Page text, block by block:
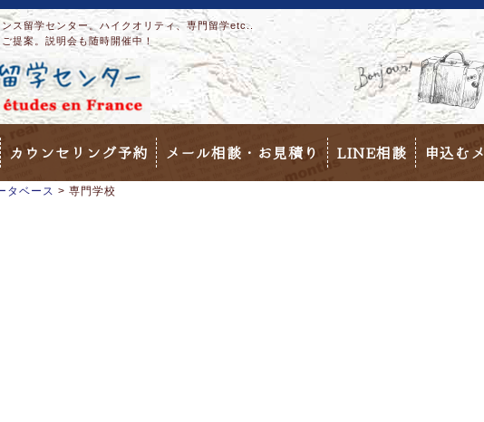
ス留学センター。ハイクオリティ、専門留学etc..
提案。説明会も随時開催中！
カウンセリング予約 メール相談・お見積り LINE相談 申込む
タベース > 専門学校